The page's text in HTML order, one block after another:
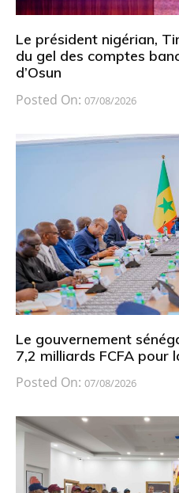
Le président nigérian,
du gel des comptes
d’Osun
Posted On: 07/08/2026
Le gouvernement
7,2 milliards FCFA pour
Posted On: 07/08/2026